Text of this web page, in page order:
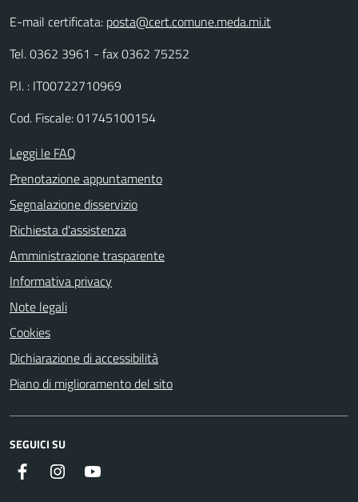
E-mail certificata: posta@cert.comune.meda.mi.it
Tel. 0362 3961 - fax 0362 75252
P.I. : IT00722710969
Cod. Fiscale: 01745100154
Leggi le FAQ
Prenotazione appuntamento
Segnalazione disservizio
Richiesta d'assistenza
Amministrazione trasparente
Informativa privacy
Note legali
Cookies
Dichiarazione di accessibilità
Piano di miglioramento del sito
SEGUICI SU
InstagramYouTube